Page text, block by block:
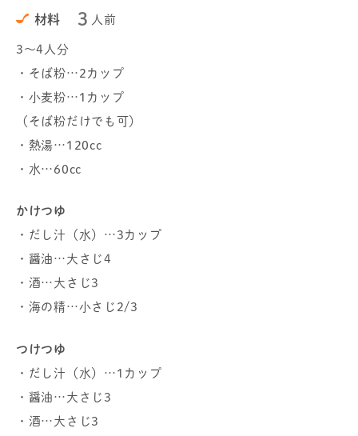
材料 3 人前
3～4人分
・そば粉…2カップ
・小麦粉…1カップ
（そば粉だけでも可）
・熱湯…120cc
・水…60cc
かけつゆ
・だし汁（水）…3カップ
・醤油…大さじ4
・酒…大さじ3
・海の精…小さじ2/3
つけつゆ
・だし汁（水）…1カップ
・醤油…大さじ3
・酒…大さじ3